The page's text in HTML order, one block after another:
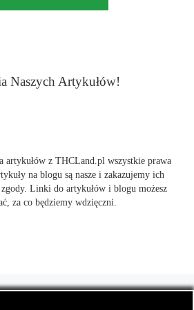
Naszych Artykułów!
artykułów z THCLand.pl wszystkie prawa
na blogu są nasze i zakazujemy ich
Linki do artykułów i blogu możesz
za co będziemy wdzięczni.